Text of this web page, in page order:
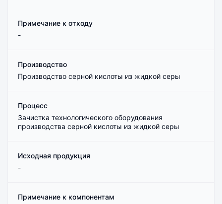
Примечание к отходу
-
Производство
Производство серной кислоты из жидкой серы
Процесс
Зачистка технологического оборудования
производства серной кислоты из жидкой серы
Исходная продукция
-
Примечание к компонентам